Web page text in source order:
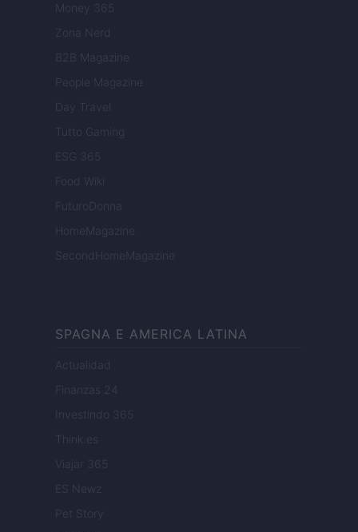
Money 365
Zona Nerd
B2B Magazine
People Magazine
Day Travel
Tutto Gaming
ESG 365
Food Wiki
FuturoDonna
HomeMagazine
SecondHomeMagazine
SPAGNA E AMERICA LATINA
Actualidad
Finanzas 24
Investindo 365
Think.es
Viajar 365
ES Newz
Pet Story